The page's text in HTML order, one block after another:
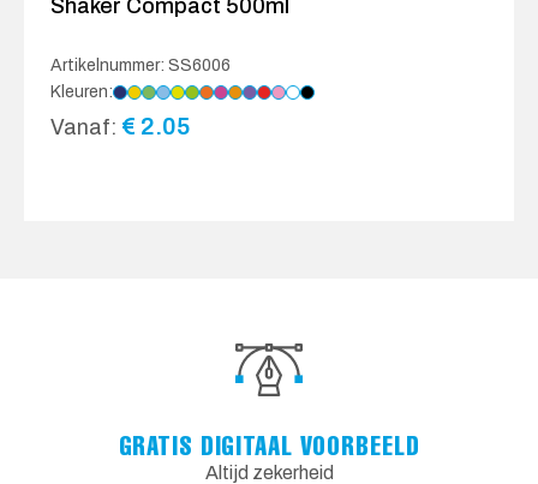
Shaker Compact 500ml
Artikelnummer: SS6006
Kleuren:
Vanaf: € 2.05
GRATIS DIGITAAL VOORBEELD
Altijd zekerheid